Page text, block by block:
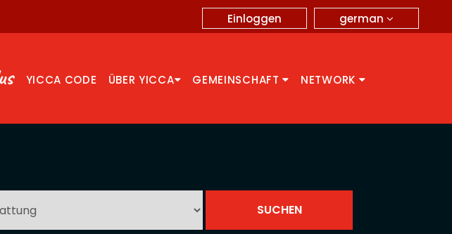
german
Einloggen
YICCA CODE ÜBER YICCA GEMEINSCHAFT NETWORK